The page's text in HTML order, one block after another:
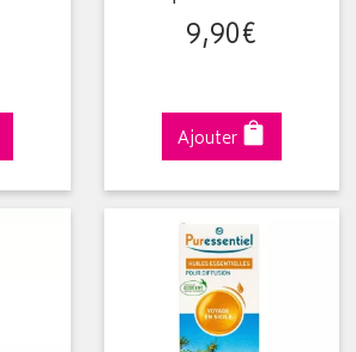
9,90€
Ajouter